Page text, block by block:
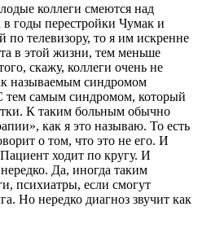
коллеги смеются над
годы перестройки Чумак и
телевизору, то я им искренне
в этой жизни, тем меньше
скажу, коллеги очень не
называемым синдромом
тем самым синдромом, который
К таким больным обычно
как я это называю. То есть
о том, что это не его. И
ходит по кругу. И
Да, иногда таким
психиатры, если смогут
Но нередко диагноз звучит как